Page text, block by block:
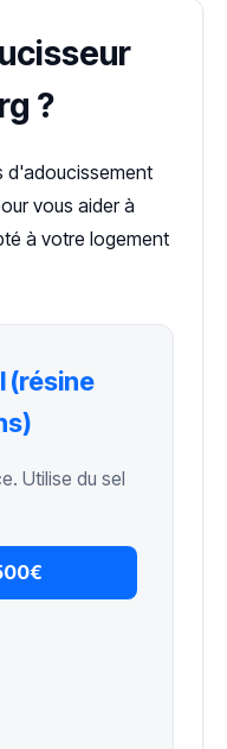
?
d'adoucissement
vous aider à
à votre logement
(résine
Utilise du sel